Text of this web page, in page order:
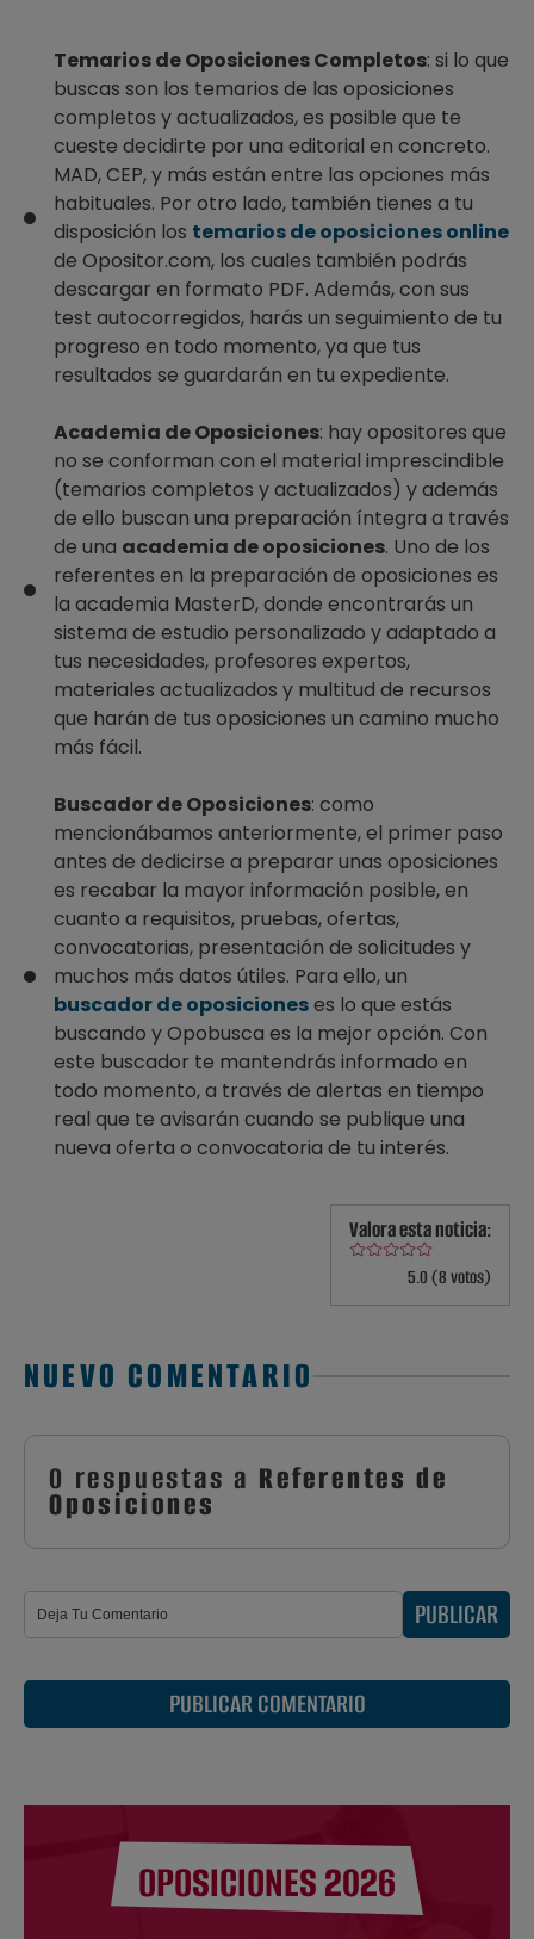
Temarios de Oposiciones Completos: si lo que
buscas son los temarios de las oposiciones
completos y actualizados, es posible que te
cueste decidirte por una editorial en concreto.
MAD, CEP, y más están entre las opciones más
habituales. Por otro lado, también tienes a tu
disposición los temarios de oposiciones online
de Opositor.com, los cuales también podrás
descargar en formato PDF. Además, con sus
test autocorregidos, harás un seguimiento de tu
progreso en todo momento, ya que tus
resultados se guardarán en tu expediente.
Academia de Oposiciones: hay opositores que
no se conforman con el material imprescindible
(temarios completos y actualizados) y además
de ello buscan una preparación íntegra a través
de una academia de oposiciones. Uno de los
referentes en la preparación de oposiciones es
la academia MasterD, donde encontrarás un
sistema de estudio personalizado y adaptado a
tus necesidades, profesores expertos,
materiales actualizados y multitud de recursos
que harán de tus oposiciones un camino mucho
más fácil.
Buscador de Oposiciones: como
mencionábamos anteriormente, el primer paso
antes de dedicirse a preparar unas oposiciones
es recabar la mayor información posible, en
cuanto a requisitos, pruebas, ofertas,
convocatorias, presentación de solicitudes y
muchos más datos útiles. Para ello, un
buscador de oposicioneses lo que estás
buscando y Opobusca es la mejor opción. Con
este buscador te mantendrás informado en
todo momento, a través de alertas en tiempo
real que te avisarán cuando se publique una
nueva oferta o convocatoria de tu interés.
Valora esta noticia:
5.0 (8 votos)
NUEVO COMENTARIO
0 respuestas a Referentes de
Oposiciones
PUBLICAR
PUBLICAR COMENTARIO
OPOSICIONES 2026